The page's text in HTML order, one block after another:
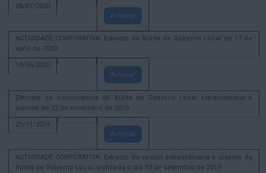
08/07/2020
Amosar
ACTIVIDADE CORPORATIVA. Extracto da Xunta de Goberno Local de 17 de
xuño de 2020
18/06/2020
Amosar
Decreto de convocatoria de Xunta de Goberno Local extraordinaria e
urxente do 22 de novembro de 2019
21/11/2019
Amosar
ACTIVIDADE CORPORATIVA. Extracto da sesión extraordinaria e urxente da
Xunta de Goberno Local realizada o día 19 de setembro de 2019